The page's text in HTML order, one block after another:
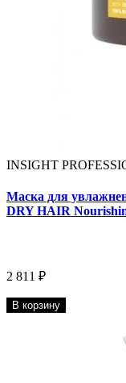
INSIGHT
Маска для
DRY HAIR
2 811 ₽
В корзину